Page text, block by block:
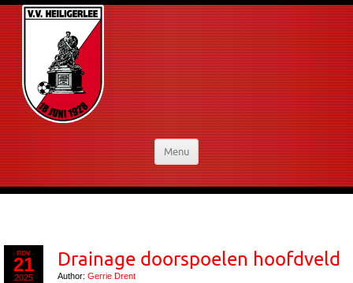
Menu
nov
21
2025
Drainage doorspoelen hoofdveld
Author: Gerrie Drent